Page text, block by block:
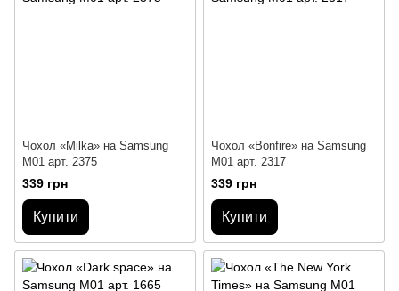
Чохол «Milka» на Samsung
M01 арт. 2375
339 грн
Купити
Чохол «Bonfire» на Samsung
M01 арт. 2317
339 грн
Купити